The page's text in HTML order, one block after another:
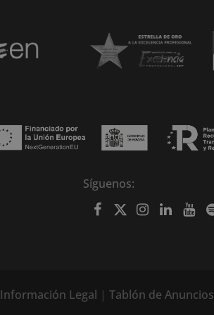
Síguenos:
Información Legal | Tablón de Anuncios